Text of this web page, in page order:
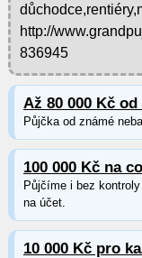
http://
836945
Až 80 000 Kč
Půjčka od známé
100 000 Kč na
Půjčíme i bez
na účet.
10 000 Kč pro